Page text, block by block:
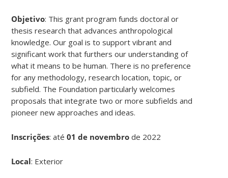
Objetivo: This grant program funds doctoral or
thesis research that advances anthropological
knowledge. Our goal is to support vibrant and
significant work that furthers our understanding of
what it means to be human. There is no preference
for any methodology, research location, topic, or
subfield. The Foundation particularly welcomes
proposals that integrate two or more subfields and
pioneer new approaches and ideas.
Inscrições: até01 de novembrode 2022
Local: Exterior